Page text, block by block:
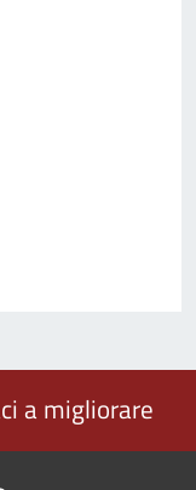
a migliorare